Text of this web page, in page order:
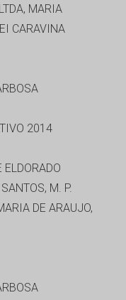
MARIA
CARAVINA
2014
ELDORADO
M. P.
DE ARAUJO,